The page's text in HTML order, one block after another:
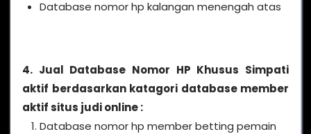
Database nomor hp kalangan menengah atas
4. Jual Database Nomor HP Khusus Simpati
aktif berdasarkan katagori database member
aktif situs judi online :
Database nomor hp member betting pemain